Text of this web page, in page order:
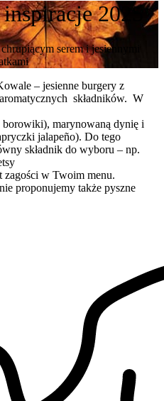
2025
serem i jesiennymi
– jesienne burgery z
składników. W
borowiki), marynowaną dynię i
jalapeño). Do tego
składnik do wyboru – np.
zagości w Twoim menu.
proponujemy także pyszne